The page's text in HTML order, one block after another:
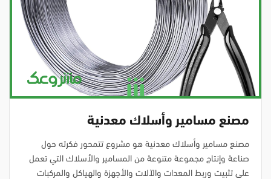
مصنع مسامير وأسلاك معدنية
مصنع مسامير وأسلاك معدنية هو مشروع تتمحور فكرته حول
صناعة وإنتاج مجموعة متنوعة من المسامير والأسلاك التي تعمل
على تثبيت وربط المعدات والآلات والأجهزة والهياكل والمركبات